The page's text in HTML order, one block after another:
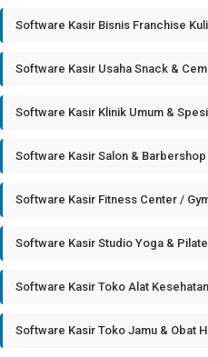
Software Kasir Bisnis Franchise
Software Kasir Usaha Snack &
Software Kasir Klinik Umum &
Software Kasir Salon & Barbershop
Software Kasir Fitness Center /
Software Kasir Studio Yoga &
Software Kasir Toko Alat Kesehatan
Software Kasir Toko Jamu & Obat